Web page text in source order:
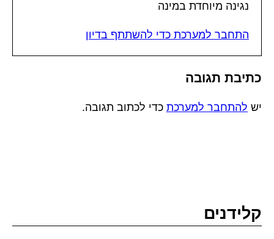
נגינה מיוחדת במינה
התחבר למערכת כדי להשתתף בדיון
כתיבת תגובה
יש להתחבר למערכת כדי לכתוב תגובה.
קלידנים